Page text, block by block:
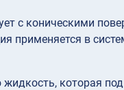
с коническими
применяется в
которая